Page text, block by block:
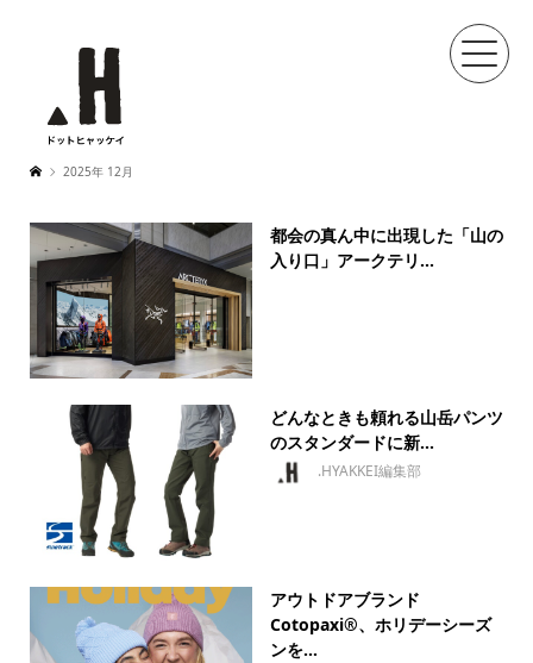
2025年 12月
都会の真ん中に出現した「山の
入り口」アークテリ...
どんなときも頼れる山岳パンツ
のスタンダードに新...
.HYAKKEI編集部
アウトドアブランド
Cotopaxi®、ホリデーシーズ
ンを...